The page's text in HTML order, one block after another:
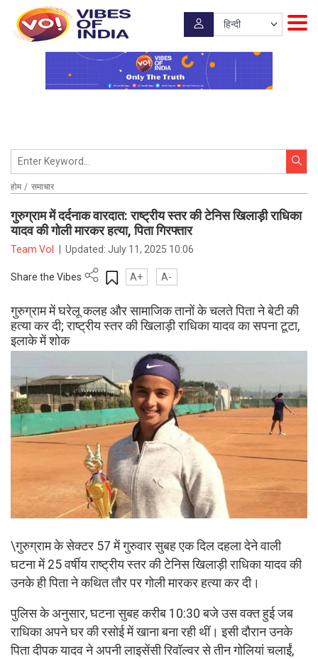
होम समाचार
गुरुग्राम में दर्दनाक वारदात: राष्ट्रीय स्तर की टेनिस खिलाड़ी राधिका
यादव की गोली मारकर हत्या, पिता गिरफ्तार
Team VoI Updated:July 11, 2025 10:06
Share the Vibes A+ A-
गुरुग्राम में घरेलू कलह और सामाजिक तानों के चलते पिता ने बेटी की
हत्या कर दी; राष्ट्रीय स्तर की खिलाड़ी राधिका यादव का सपना टूटा,
इलाके में शोक
\गुरुग्राम के सेक्टर 57 में गुरुवार सुबह एक दिल दहला देने वाली
घटना में 25 वर्षीय राष्ट्रीय स्तर की टेनिस खिलाड़ी राधिका यादव की
उनके ही पिता ने कथित तौर पर गोली मारकर हत्या कर दी।
पुलिस के अनुसार, घटना सुबह करीब 10:30 बजे उस वक्त हुई जब
राधिका अपने घर की रसोई में खाना बना रही थीं। इसी दौरान उनके
पिता दीपक यादव ने अपनी लाइसेंसी रिवॉल्वर से तीन गोलियां चलाईं,